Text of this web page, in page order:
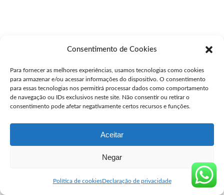
Consentimento de Cookies
Para fornecer as melhores experiências, usamos tecnologias como cookies
para armazenar e/ou acessar informações do dispositivo. O consentimento
para essas tecnologias nos permitirá processar dados como comportamento
de navegação ou IDs exclusivos neste site. Não consentir ou retirar o
consentimento pode afetar negativamente certos recursos e funções.
Aceitar
Negar
Política de cookiesDeclaração de privacidade